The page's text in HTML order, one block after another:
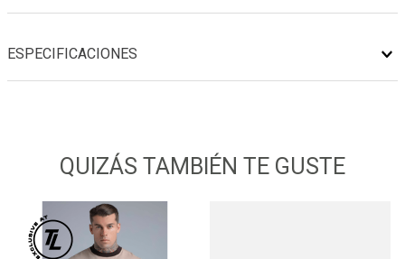
ESPECIFICACIONES
QUIZÁS TAMBIÉN TE GUSTE